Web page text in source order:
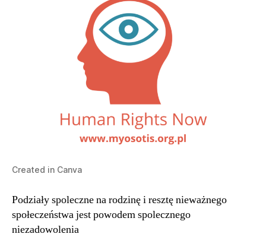
Created in Canva
Podziały spoleczne na rodzinę i resztę nieważnego
społeczeństwa jest powodem spolecznego
niezadowolenia